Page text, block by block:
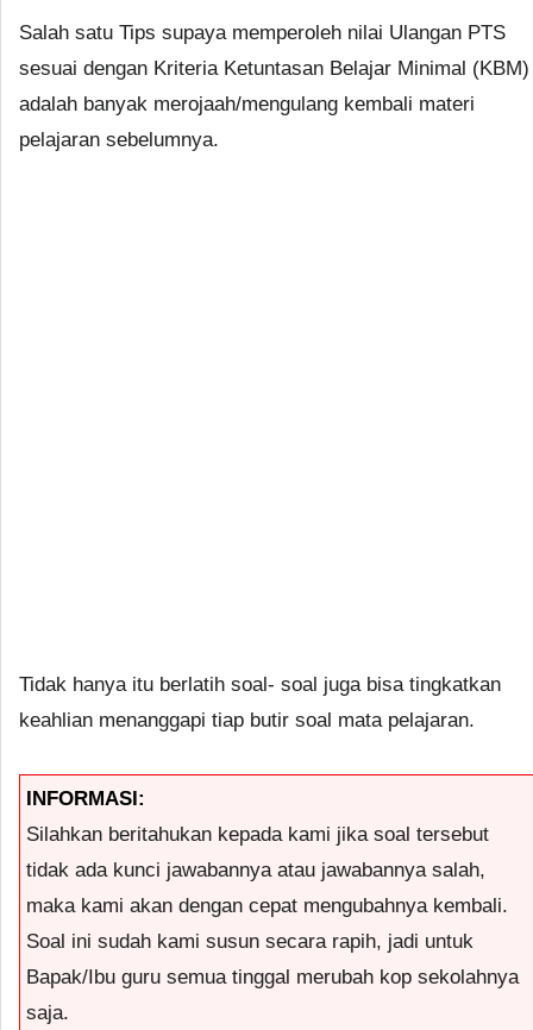
Salah satu Tips supaya memperoleh nilai Ulangan PTS
sesuai dengan Kriteria Ketuntasan Belajar Minimal (KBM)
adalah banyak merojaah/mengulang kembali materi
pelajaran sebelumnya.
Tidak hanya itu berlatih soal- soal juga bisa tingkatkan
keahlian menanggapi tiap butir soal mata pelajaran.
INFORMASI:
Silahkan beritahukan kepada kami jika soal tersebut
tidak ada kunci jawabannya atau jawabannya salah,
maka kami akan dengan cepat mengubahnya kembali.
Soal ini sudah kami susun secara rapih, jadi untuk
Bapak/Ibu guru semua tinggal merubah kop sekolahnya
saja.